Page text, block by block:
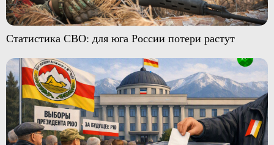
Статистика СВО: для юга России потери растут